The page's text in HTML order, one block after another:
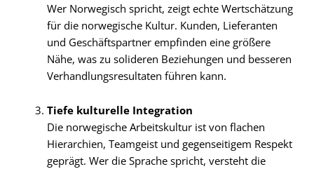
Wer Norwegisch spricht, zeigt echte Wertschätzung
für die norwegische Kultur. Kunden, Lieferanten
und Geschäftspartner empfinden eine größere
Nähe, was zu solideren Beziehungen und besseren
Verhandlungsresultaten führen kann.
Tiefe kulturelle Integration
Die norwegische Arbeitskultur ist von flachen
Hierarchien, Teamgeist und gegenseitigem Respekt
geprägt. Wer die Sprache spricht, versteht die